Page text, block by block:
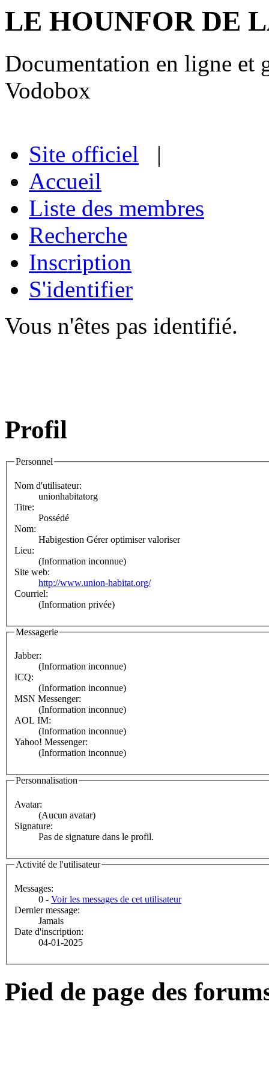
LE HOUNFOR DE
Documentation en ligne et
Vodobox
Site officiel |
Accueil
Liste des membres
Recherche
Inscription
S'identifier
Vous n'êtes pas identifié.
Profil
Personnel
Nom d'utilisateur:
unionhabitatorg
Titre:
Possédé
Nom:
Habigestion Gérer optimiser valoriser
Lieu:
(Information inconnue)
Site web:
http://www.union-habitat.org/
Courriel:
(Information privée)
Messagerie
Jabber:
(Information inconnue)
ICQ:
(Information inconnue)
MSN Messenger:
(Information inconnue)
AOL IM:
(Information inconnue)
Yahoo! Messenger:
(Information inconnue)
Personnalisation
Avatar:
(Aucun avatar)
Signature:
Pas de signature dans le profil.
Activité de l'utilisateur
Messages:
0 - Voir les messages de cet utilisateur
Dernier message:
Jamais
Date d'inscription:
04-01-2025
Pied de page des